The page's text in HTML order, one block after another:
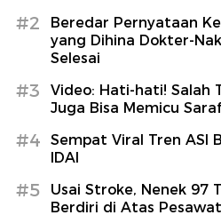
#2
Beredar Pernyataan
yang Dihina Dokter-
Selesai
#3
Video: Hati-hati! Salah
Juga Bisa Memicu
#4
Sempat Viral Tren ASI
IDAI
#5
Usai Stroke, Nenek 97
Berdiri di Atas Pesawat